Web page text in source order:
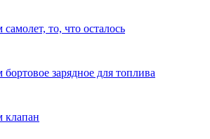
то, что осталось
зарядное для топлива
клапан